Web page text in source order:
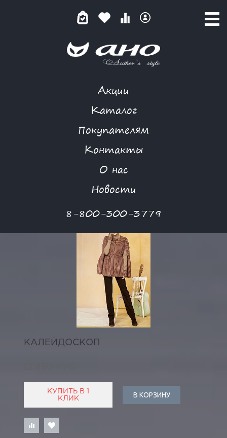
Акции
Каталог
Покупателям
Контакты
О нас
Новости
8-800-300-3779
КАТАЛОГ ТОВАРОВ
КАЛЕЙДОСКОП
КУПИТЬ В 1
КЛИК
В КОРЗИНУ